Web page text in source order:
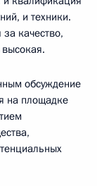
и техники.
качество,
обсуждение
на площадке